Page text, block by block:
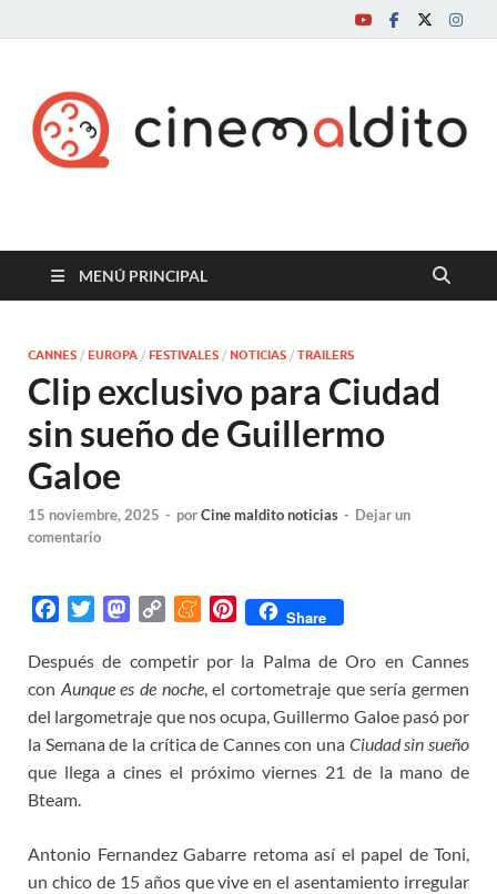
Cine maldito
MENÚ PRINCIPAL
CANNES / EUROPA / FESTIVALES / NOTICIAS / TRAILERS
Clip exclusivo para Ciudad
sin sueño de Guillermo
Galoe
15 noviembre, 2025 - porCine maldito noticias - Dejar un
comentario
c
e
b
o
o
k
t
t
e
r
M
s
t
o
d
o
p
y
L
i
n
M
n
e
a
m
e
P
n
t
e
r
e
Share
Después de competir por la Palma de Oro en Cannes
con Aunque es de noche, el cortometraje que sería germen
del largometraje que nos ocupa, Guillermo Galoe pasó por
la Semana de la crítica de Cannes con una Ciudad sin sueño
que llega a cines el próximo viernes 21 de la mano de
Bteam.
Antonio Fernandez Gabarre retoma así el papel de Toni,
un chico de 15 años que vive en el asentamiento irregular